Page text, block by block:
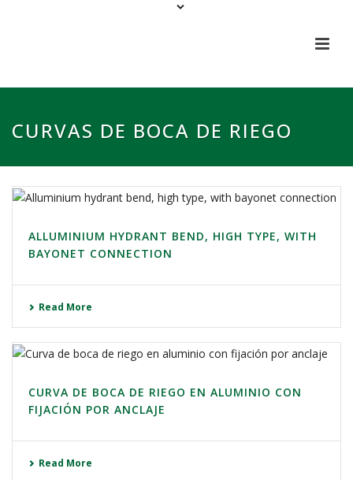
CURVAS DE BOCA DE RIEGO
ALLUMINIUM HYDRANT BEND, HIGH TYPE, WITH
BAYONET CONNECTION
Read More
CURVA DE BOCA DE RIEGO EN ALUMINIO CON
FIJACIÓN POR ANCLAJE
Read More